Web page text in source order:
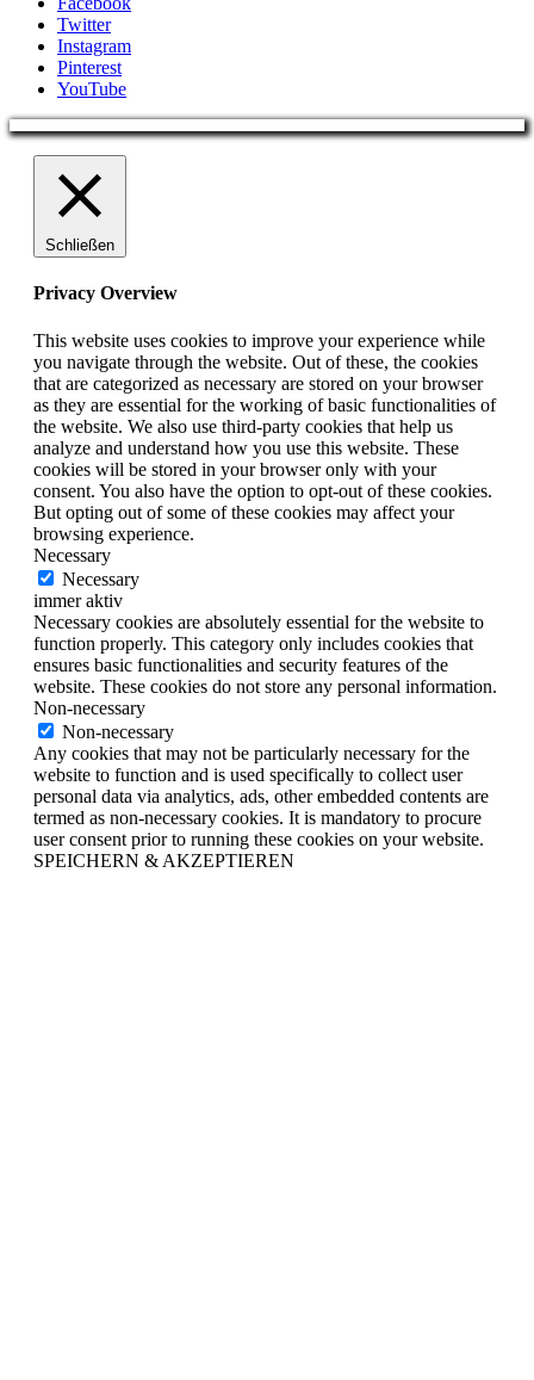
Twitter
Instagram
Pinterest
YouTube
Schließen
Privacy Overview
This website uses cookies to improve your experience while
you navigate through the website. Out of these, the cookies
that are categorized as necessary are stored on your browser
as they are essential for the working of basic functionalities of
the website. We also use third-party cookies that help us
analyze and understand how you use this website. These
cookies will be stored in your browser only with your
consent. You also have the option to opt-out of these cookies.
But opting out of some of these cookies may affect your
browsing experience.
Necessary
Necessary
immer aktiv
Necessary cookies are absolutely essential for the website to
function properly. This category only includes cookies that
ensures basic functionalities and security features of the
website. These cookies do not store any personal information.
Non-necessary
Non-necessary
Any cookies that may not be particularly necessary for the
website to function and is used specifically to collect user
personal data via analytics, ads, other embedded contents are
termed as non-necessary cookies. It is mandatory to procure
user consent prior to running these cookies on your website.
SPEICHERN & AKZEPTIEREN